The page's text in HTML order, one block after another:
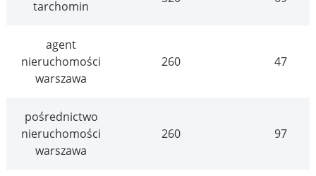
tarchomin
agent
nieruchomości
warszawa
260 47
pośrednictwo
nieruchomości
warszawa
260 97